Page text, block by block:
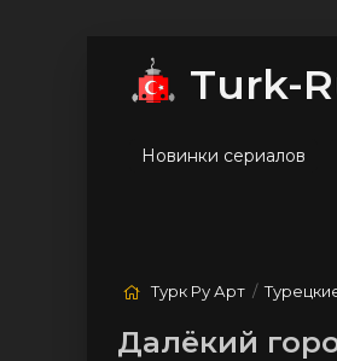
Turk-
Новинки сериалов
Турк Ру Арт /
Далёкий